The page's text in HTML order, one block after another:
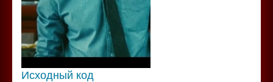
Исходный код